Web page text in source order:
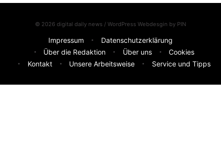
© 2026 digital daily news / WordPress Webdesgin by PIN
Impressum
Datenschutzerklärung
Über die Redaktion
Über uns
Cookies
Kontakt
Unsere Arbeitsweise Service und Tipps